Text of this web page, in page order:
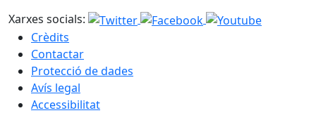
Xarxes socials:
Crèdits
Contactar
Protecció de dades
Avís legal
Accessibilitat